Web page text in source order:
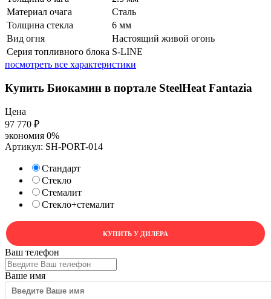
Материал очага
Сталь
Толщина стекла
6 мм
Вид огня
Настоящий живой огонь
Серия топливного блока S-LINE
посмотреть все характеристики
Купить Биокамин в портале SteelHeat Fantazia
Цена
97 770 ₽
экономия 0%
Артикул: SH-PORT-014
Стандарт
Стекло
Стемалит
Стекло+стемалит
КУПИТЬ У ДИЛЕРА
Ваш телефон
Ваше имя